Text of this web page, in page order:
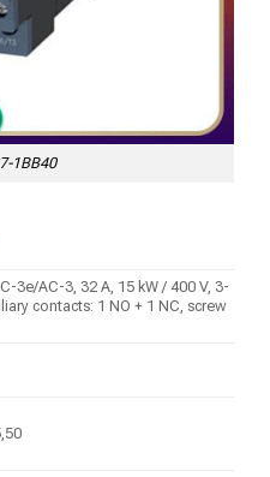
1BB40
3e/AC-3, 32 A, 15 kW / 400 V, 3-
contacts: 1 NO + 1 NC, screw